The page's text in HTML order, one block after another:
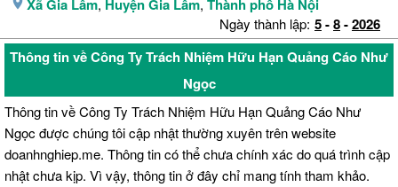
Xã Gia Lâm, Huyện Gia Lâm, Thành phố Hà Nội
Ngày thành lập: 5-8-2026
Thông tin về Công Ty Trách Nhiệm Hữu Hạn Quảng Cáo Như
Ngọc
Thông tin về Công Ty Trách Nhiệm Hữu Hạn Quảng Cáo Như
Ngọc được chúng tôi cập nhật thường xuyên trên website
doanhnghiep.me. Thông tin có thể chưa chính xác do quá trình cập
nhật chưa kịp. Vì vậy, thông tin ở đây chỉ mang tính tham khảo.